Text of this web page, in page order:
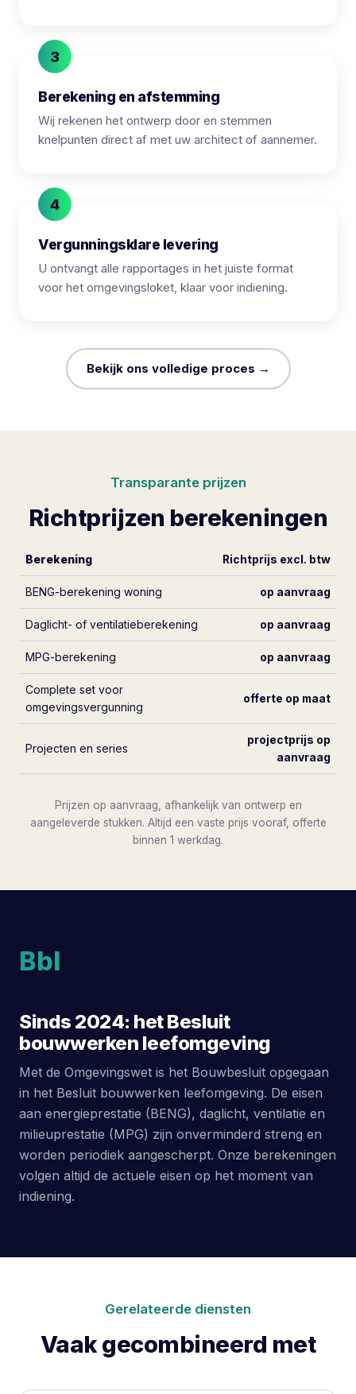
Berekening en afstemming
Wij rekenen het ontwerp door en stemmen
knelpunten direct af met uw architect of aannemer.
Vergunningsklare levering
U ontvangt alle rapportages in het juiste format
voor het omgevingsloket, klaar voor indiening.
Bekijk ons volledige proces →
Transparante prijzen
Richtprijzen berekeningen
Berekening Richtprijs excl. btw
BENG-berekening woning op aanvraag
Daglicht- of ventilatieberekening op aanvraag
MPG-berekening op aanvraag
Complete set voor
omgevingsvergunning
offerte op maat
Projecten en series
projectprijs op
aanvraag
Prijzen op aanvraag, afhankelijk van ontwerp en
aangeleverde stukken. Altijd een vaste prijs vooraf, offerte
binnen 1 werkdag.
Bbl
Sinds 2024: het Besluit
bouwwerken leefomgeving
Met de Omgevingswet is het Bouwbesluit opgegaan
in het Besluit bouwwerken leefomgeving. De eisen
aan energieprestatie (BENG), daglicht, ventilatie en
milieuprestatie (MPG) zijn onverminderd streng en
worden periodiek aangescherpt. Onze berekeningen
volgen altijd de actuele eisen op het moment van
indiening.
Gerelateerde diensten
Vaak gecombineerd met